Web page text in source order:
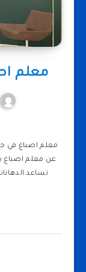
معلم
معلم اصباغ في
عن معلم اصباغ
تساعد